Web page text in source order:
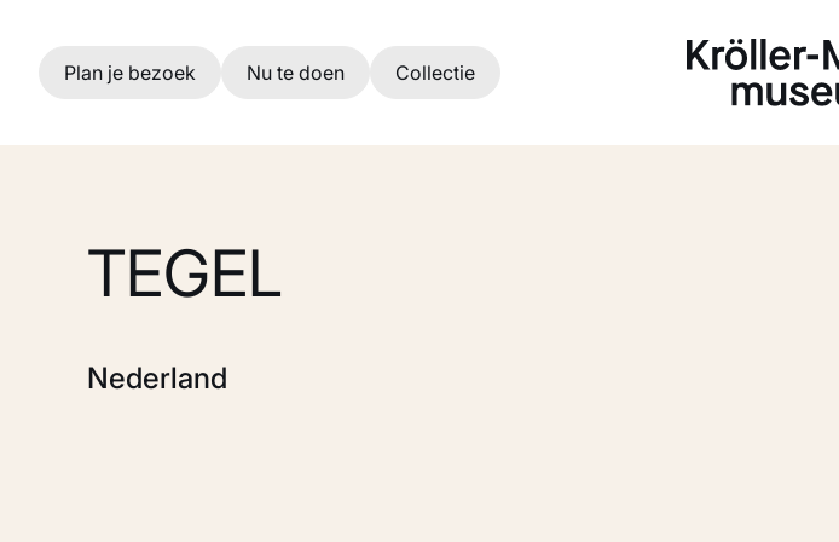
Ga naar hoofdinhoud
Plan je bezoek Nu te doen Collectie
TEGEL
Nederland